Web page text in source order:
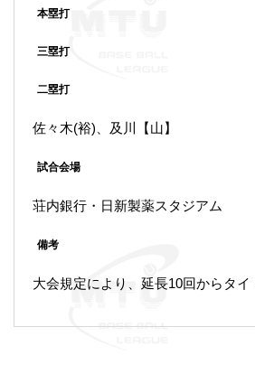
本塁打
三塁打
二塁打
佐々木(裕)、及川【山】
試合会場
荘内銀行・日新製薬スタジアム
備考
大会規定により、延長10回からタイ